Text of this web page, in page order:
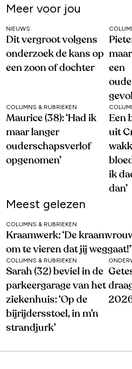
Meer voor jou
NIEUWS
Dit vergroot volgens
onderzoek de kans op
een zoon of dochter
een
COLUMNS & RUBRIEKEN
Maurice (38): ‘Had ik
maar langer
ouderschapsverlof
opgenomen’
Een
uit
ik
dan’
Meest gelezen
COLUMNS & RUBRIEKEN
Kraamwerk: ‘De
om te vieren dat jij
COLUMNS & RUBRIEKEN
Sarah (32) beviel in de
parkeergarage van het
ziekenhuis: ‘Op de
bijrijdersstoel, in m’n
strandjurk’